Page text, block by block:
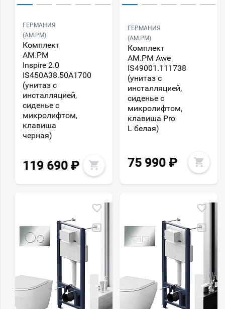
ГЕРМАНИЯ
(AM.PM)
Комплект
AM.PM
Inspire 2.0
IS450A38.50A1700
(унитаз с
инсталляцией,
сиденье с
микролифтом,
клавиша
черная)
119 690 ₽
ГЕРМАНИЯ
(AM.PM)
Комплект
AM.PM Awe
IS49001.111738
(унитаз с
инсталляцией,
сиденье с
микролифтом,
клавиша Pro
L белая)
75 990 ₽